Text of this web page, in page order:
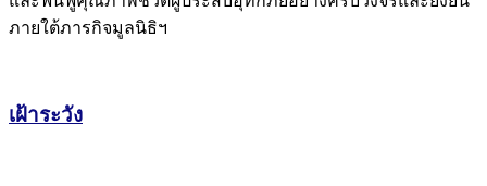
ภายใต้ภารกิจมูลนิธิฯ
เฝ้าระวัง